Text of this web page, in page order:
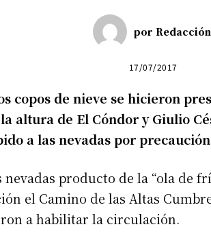
por Redacción
17/07/2017
copos de nieve se hicieron
altura de El Cóndor y Giulio
a las nevadas por
nevadas producto de la “ola de
el Camino de las Altas
a habilitar la circulación.